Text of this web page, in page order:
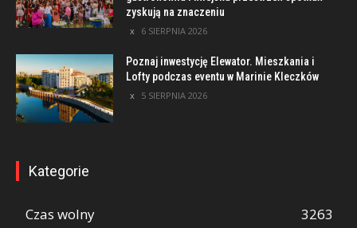
zyskują na znaczeniu
6 SIERPNIA 2026
Poznaj inwestycję Elewator. Mieszkania i
Lofty podczas eventu w Marinie Kleczków
5 SIERPNIA 2026
Kategorie
Czas wolny
3263